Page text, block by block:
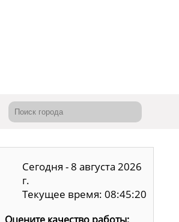
Сегодня - 8 августа 2026
г.
Текущее время: 08:45:21